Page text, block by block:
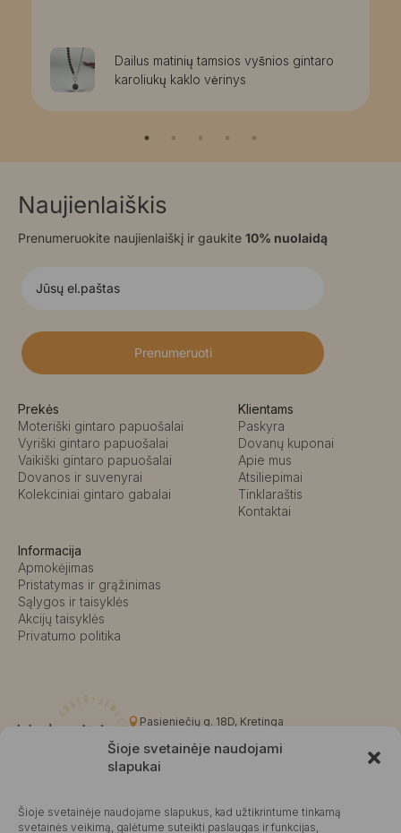
Šioje svetainėje naudojami
slapukai
Šioje svetainėje naudojame slapukus, kad užtikrintume tinkamą
svetainės veikimą, galėtume suteikti paslaugas ir funkcijas,
Dailus matinių tamsios vyšnios gintaro
karoliukų kaklo vėrinys
Naujienlaiškis
Prenumeruokite naujienlaiškį ir gaukite 10% nuolaidą
Prenumeruoti
Prekės
Moteriški gintaro papuošalai
Vyriški gintaro papuošalai
Vaikiški gintaro papuošalai
Dovanos ir suvenyrai
Kolekciniai gintaro gabalai
Klientams
Paskyra
Dovanų kuponai
Apie mus
Atsiliepimai
Tinklaraštis
Kontaktai
Informacija
Apmokėjimas
Pristatymas ir grąžinimas
Sąlygos ir taisyklės
Akcijų taisyklės
Privatumo politika
Pasieniečių g. 18D, Kretinga
info@kalvaite.lt
Kalvaitė